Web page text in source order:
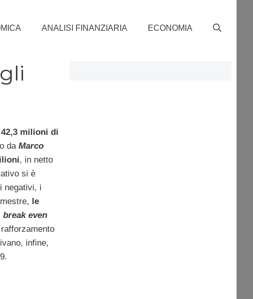
ANALISI FINANZIARIA ECONOMIA
milioni di
da Marco
, in netto
si è
negativi, i
le
break even
infine,